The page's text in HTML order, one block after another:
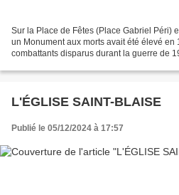
Sur la Place de Fêtes (Place Gabriel Péri)
un Monument aux morts avait été élevé en
combattants disparus durant la guerre de
L'ÉGLISE SAINT-BLAISE
Publié le 05/12/2024 à 17:57